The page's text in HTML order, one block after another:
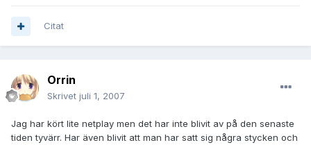
Citat
Orrin
Skrivet juli 1, 2007
Jag har kört lite netplay men det har inte blivit av på den senaste
tiden tyvärr. Har även blivit att man har satt sig några stycken och